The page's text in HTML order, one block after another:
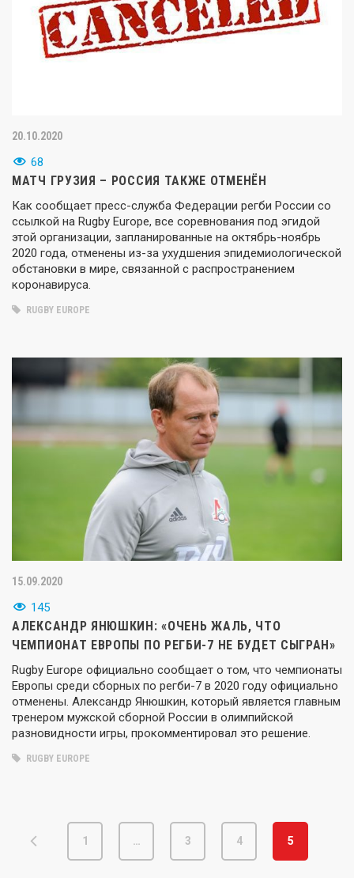
20.10.2020
68
МАТЧ ГРУЗИЯ – РОССИЯ ТАКЖЕ ОТМЕНЁН
Как сообщает пресс-служба Федерации регби России со
ссылкой на Rugby Europe, все соревнования под эгидой
этой организации, запланированные на октябрь-ноябрь
2020 года, отменены из-за ухудшения эпидемиологической
обстановки в мире, связанной с распространением
коронавируса.
RUGBY EUROPE
15.09.2020
145
АЛЕКСАНДР ЯНЮШКИН: «ОЧЕНЬ ЖАЛЬ, ЧТО
ЧЕМПИОНАТ ЕВРОПЫ ПО РЕГБИ-7 НЕ БУДЕТ СЫГРАН»
Rugby Europe официально сообщает о том, что чемпионаты
Европы среди сборных по регби-7 в 2020 году официально
отменены. Александр Янюшкин, который является главным
тренером мужской сборной России в олимпийской
разновидности игры, прокомментировал это решение.
RUGBY EUROPE
1 … 3 4 5